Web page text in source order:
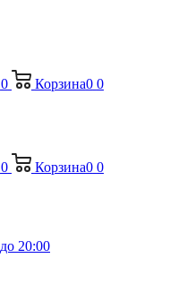
0 Корзина0 0
0 Корзина0 0
20:00